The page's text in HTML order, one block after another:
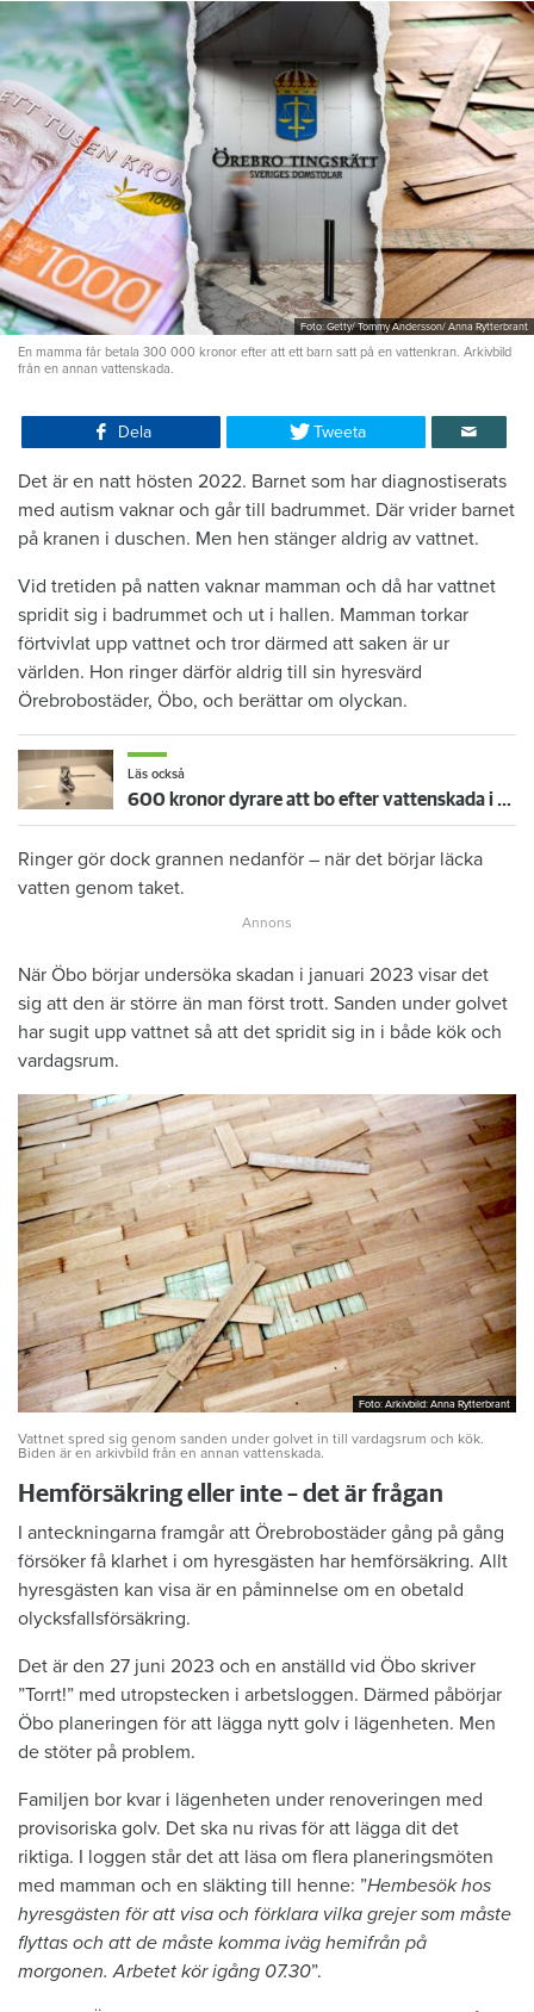
Foto: Getty/ Tommy Andersson/ Anna Rytterbrant
En mamma får betala 300 000 kronor efter att ett barn satt på en vattenkran. Arkivbild
från en annan vattenskada.
Dela Tweeta
Det är en natt hösten 2022. Barnet som har diagnostiserats
med autism vaknar och går till badrummet. Där vrider barnet
på kranen i duschen. Men hen stänger aldrig av vattnet.
Vid tretiden på natten vaknar mamman och då har vattnet
spridit sig i badrummet och ut i hallen. Mamman torkar
förtvivlat upp vattnet och tror därmed att saken är ur
världen. Hon ringer därför aldrig till sin hyresvärd
Örebrobostäder, Öbo, och berättar om olyckan.
Läs också
600 kronor dyrare att bo efter vattenskada i Varberg
Ringer gör dock grannen nedanför – när det börjar läcka
vatten genom taket.
När Öbo börjar undersöka skadan i januari 2023 visar det
sig att den är större än man först trott. Sanden under golvet
har sugit upp vattnet så att det spridit sig in i både kök och
vardagsrum.
Foto: Arkivbild: Anna Rytterbrant
Foto: Arkivbild: Anna Rytterbrant
Vattnet spred sig genom sanden under golvet in till vardagsrum och kök.
Biden är en arkivbild från en annan vattenskada.
Hemförsäkring eller inte – det är frågan
I anteckningarna framgår att Örebrobostäder gång på gång
försöker få klarhet i om hyresgästen har hemförsäkring. Allt
hyresgästen kan visa är en påminnelse om en obetald
olycksfallsförsäkring.
Det är den 27 juni 2023 och en anställd vid Öbo skriver
”Torrt!” med utropstecken i arbetsloggen. Därmed påbörjar
Öbo planeringen för att lägga nytt golv i lägenheten. Men
de stöter på problem.
Familjen bor kvar i lägenheten under renoveringen med
provisoriska golv. Det ska nu rivas för att lägga dit det
riktiga. I loggen står det att läsa om flera planeringsmöten
med mamman och en släkting till henne: ”Hembesök hos
hyresgästen för att visa och förklara vilka grejer som måste
flyttas och att de måste komma iväg hemifrån på
morgonen. Arbetet kör igång 07.30”.